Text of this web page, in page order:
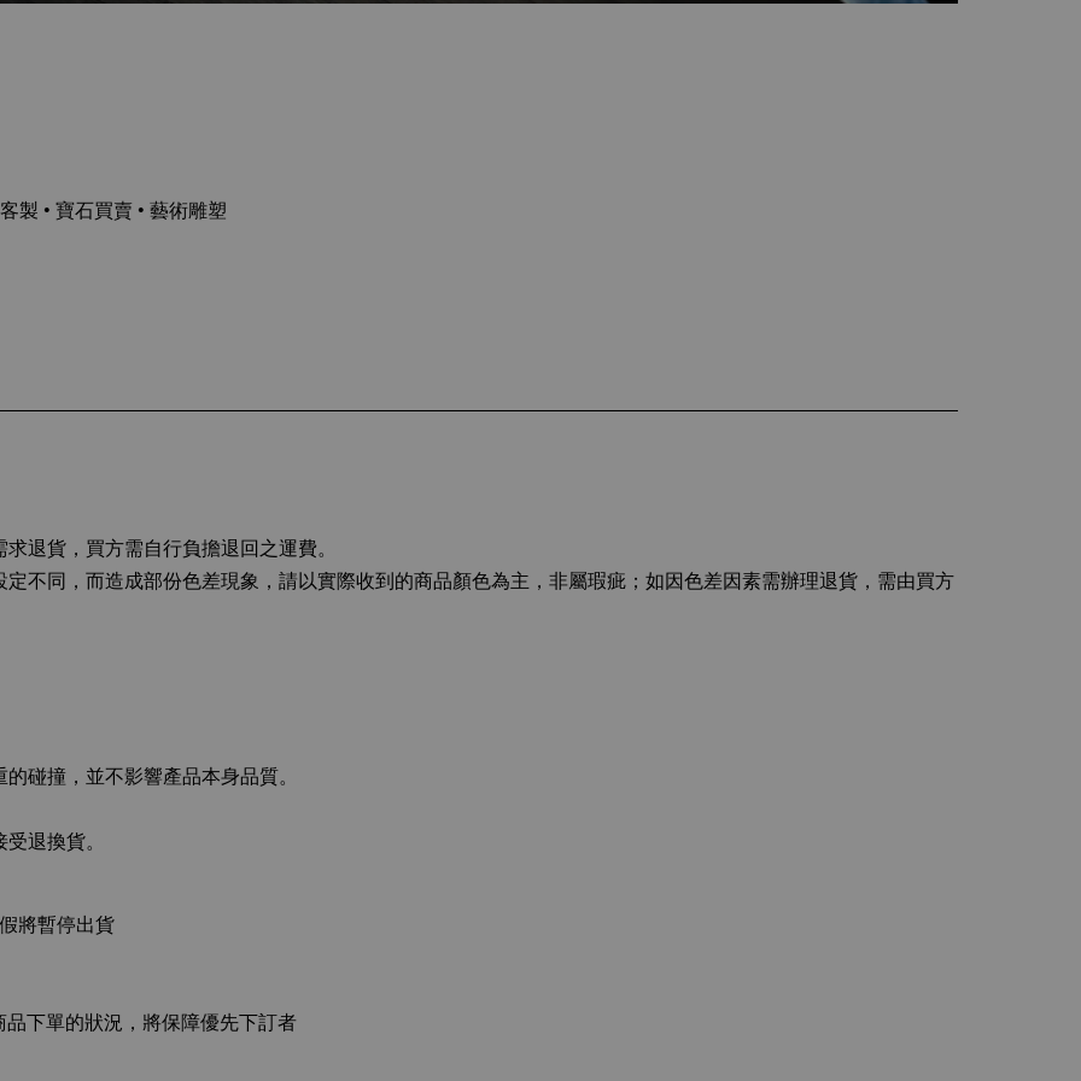
製 • 寶石買賣 • 藝術雕塑
退貨，買方需自行負擔退回之運費。
不同，而造成部份色差現象，請以實際收到的商品顏色為主，非屬瑕疵；如因色差因素需辦理退貨，需由買方
碰撞，並不影響產品本身品質。
退換貨。
將暫停出貨
下單的狀況，將保障優先下訂者